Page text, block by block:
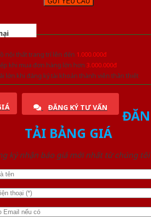
nội thất trang trí lên đến 1.000.000đ
khi mua đơn hàng lớn hơn 3.000.000đ
lớn khi đăng ký tài khoản thành viên thân thiết
ĐĂNG KÝ TƯ VẤN
TẢI BẢNG GIÁ
ký nhận báo giá mới nhất từ chúng tôi